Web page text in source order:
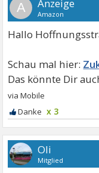
A
Hallo
x 3
Oli
Mitglied